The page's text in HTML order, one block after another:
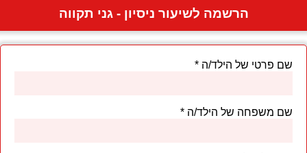
הרשמה לשיעור ניסיון - גני תקווה
שם פרטי של הילד/ה
שם משפחה של הילד/ה